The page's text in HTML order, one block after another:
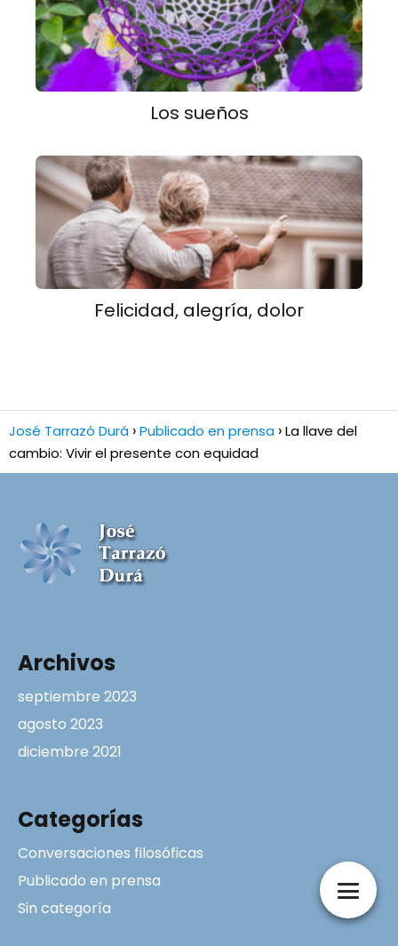
Los sueños
Felicidad, alegría, dolor
José Tarrazó Durá Publicado en prensa La llave del
cambio: Vivir el presente con equidad
Archivos
septiembre 2023
agosto 2023
diciembre 2021
Categorías
Conversaciones filosóficas
Publicado en prensa
Sin categoría